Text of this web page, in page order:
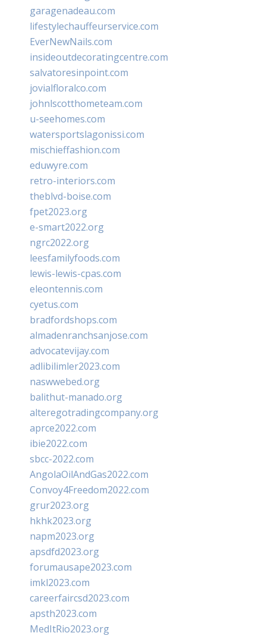
garagenadeau.com
lifestylechauffeurservice.com
EverNewNails.com
insideoutdecoratingcentre.com
salvatoresinpoint.com
jovialfloralco.com
johnlscotthometeam.com
u-seehomes.com
watersportslagonissi.com
mischieffashion.com
eduwyre.com
retro-interiors.com
theblvd-boise.com
fpet2023.org
e-smart2022.org
ngrc2022.org
leesfamilyfoods.com
lewis-lewis-cpas.com
eleontennis.com
cyetus.com
bradfordshops.com
almadenranchsanjose.com
advocatevijay.com
adlibilimler2023.com
naswwebed.org
balithut-manado.org
alteregotradingcompany.org
aprce2022.com
ibie2022.com
sbcc-2022.com
AngolaOilAndGas2022.com
Convoy4Freedom2022.com
grur2023.org
hkhk2023.org
napm2023.org
apsdfd2023.org
forumausape2023.com
imkl2023.com
careerfaircsd2023.com
apsth2023.com
MedItRio2023.org